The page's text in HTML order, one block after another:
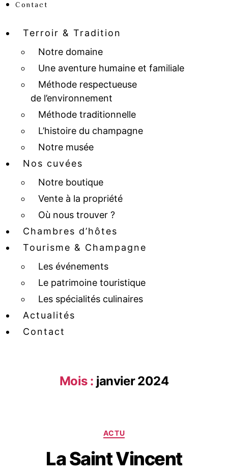
Contact
Terroir & Tradition
Notre domaine
Une aventure humaine et familiale
Méthode respectueuse
de l’environnement
Méthode traditionnelle
L’histoire du champagne
Notre musée
Nos cuvées
Notre boutique
Vente à la propriété
Où nous trouver ?
Chambres d’hôtes
Tourisme & Champagne
Les événements
Le patrimoine touristique
Les spécialités culinaires
Actualités
Contact
Mois : janvier 2024
ACTU
La Saint Vincent